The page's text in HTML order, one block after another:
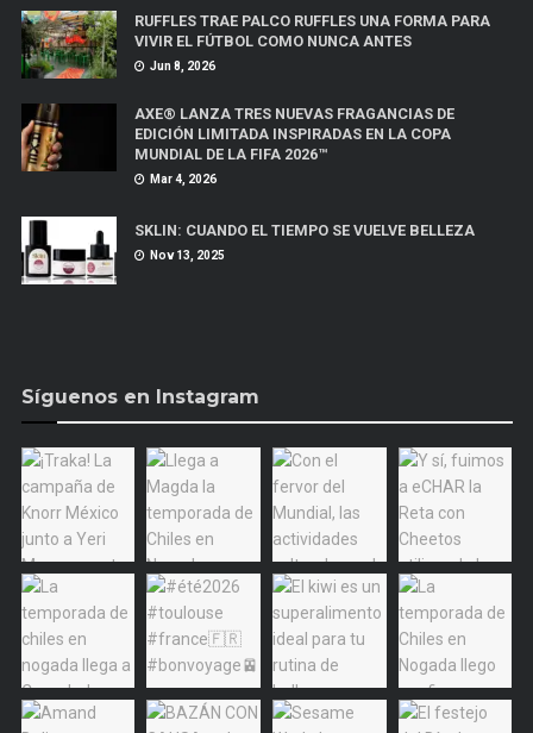
RUFFLES TRAE PALCO RUFFLES UNA FORMA PARA
VIVIR EL FÚTBOL COMO NUNCA ANTES
Jun 8, 2026
AXE® LANZA TRES NUEVAS FRAGANCIAS DE
EDICIÓN LIMITADA INSPIRADAS EN LA COPA
MUNDIAL DE LA FIFA 2026™
Mar 4, 2026
SKLIN: CUANDO EL TIEMPO SE VUELVE BELLEZA
Nov 13, 2025
Síguenos en Instagram